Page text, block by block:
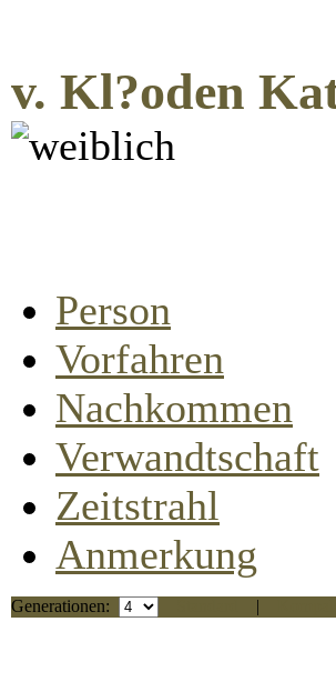
v. Kl?oden
Person
Vorfahren
Nachkommen
Verwandtschaft
Zeitstrahl
Anmerkung
Generationen: |